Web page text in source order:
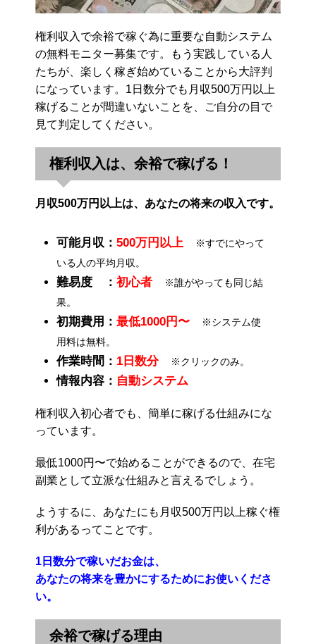
権利収入で余裕で稼ぐ為に重要な自動システム
の無料モニター募集です。もう実践している人
たちが、楽しく稼ぎ始めていることから大評判
になっています。1日数分でも月収500万円以上
稼げることが間違いないことを、ご自分の目で
見て判定してください。
権利収入は、余裕で稼げる！
月収500万円以上は、あなたの将来の収入です。
可能月収： 500万円以上
※すでにやって
いる人の平均月収。
難易度 ： 初心者
※誰がやっても同じ結
果。
初期費用： 最低1000円〜
※システム使
用料は無料。
作業時間： 1日数分 ※クリックのみ。
情報内容： 自動システム
権利収入初心者でも、簡単に稼げる仕組みにな
っています。
最低1000円〜で始めることができるので、在宅
副業として立派な仕組みと言えるでしょう。
ようするに、あなたにも月収500万円以上稼ぐ権
利があるってことです。
1日数分で稼いだお金は、
あなたの将来を豊かにするためにお使いくださ
い。
余裕で稼げる理由